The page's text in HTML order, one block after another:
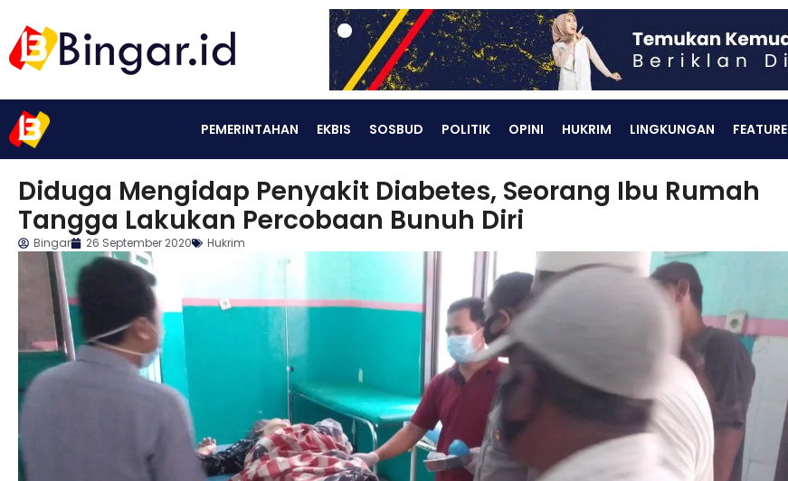
PEMERINTAHAN EKBIS SOSBUD POLITIK OPINI HUKRIM LINGKUNGAN
Diduga Mengidap Penyakit Diabetes, Seorang Ibu Rumah
Tangga Lakukan Percobaan Bunuh Diri
Bingar 26 September 2020 Hukrim